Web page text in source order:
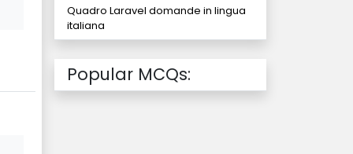
Quadro Laravel domande in lingua
italiana
Popular MCQs: